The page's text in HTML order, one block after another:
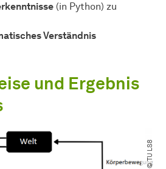
(in Python) zu
Verständnis
und Ergebnis
© TU LS8